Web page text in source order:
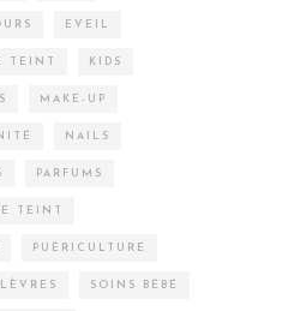
EVEIL
TEINT KIDS
MAKE-UP
NAILS
PARFUMS
TEINT
PUÉRICULTURE
SOINS BÉBÉ